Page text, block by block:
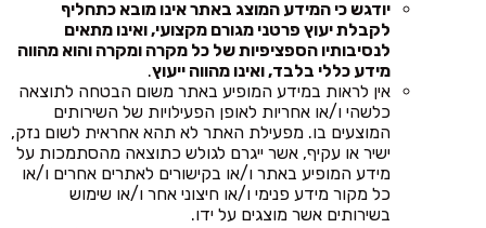
יודגש כי המידע המוצג באתר אינו מובא כתחליף
לקבלת יעוץ פרטני מגורם מקצועי, ואינו מתאים
לנסיבותיו הספציפיות של כל מקרה ומקרה והוא מהווה
מידע כללי בלבד, ואינו מהווה ייעוץ.
אין לראות במידע המופיע באתר משום הבטחה לתוצאה
כלשהי ו/או אחריות לאופן הפעילויות של השירותים
המוצעים בו. מפעילת האתר לא תהא אחראית לשום נזק,
ישיר או עקיף, אשר ייגרם לגולש כתוצאה מהסתמכות על
מידע המופיע באתר ו/או בקישורים לאתרים אחרים ו/או
כל מקור מידע פנימי ו/או חיצוני אחר ו/או שימוש
בשירותים אשר מוצגים על ידו.